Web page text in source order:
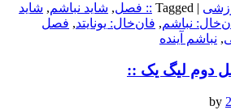
|
Tagged :: فصل, شاید نباشم, شاید
نباشم, فان‌خال: یونایتد, فصل
, نباشم آینده
دوم لیگ یک ::